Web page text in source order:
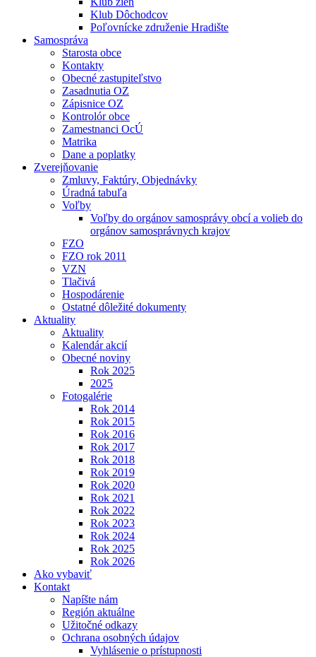
Klub Dôchodcov
Poľovnícke združenie Hradište
Samospráva
Starosta obce
Kontakty
Obecné zastupiteľstvo
Zasadnutia OZ
Zápisnice OZ
Kontrolór obce
Zamestnanci OcÚ
Matrika
Dane a poplatky
Zverejňovanie
Zmluvy, Faktúry, Objednávky
Úradná tabuľa
Voľby
Voľby do orgánov samosprávy obcí a volieb do
orgánov samosprávnych krajov
FZO
FZO rok 2011
VZN
Tlačivá
Hospodárenie
Ostatné dôležité dokumenty
Aktuality
Aktuality
Kalendár akcií
Obecné noviny
Rok 2025
2025
Fotogalérie
Rok 2014
Rok 2015
Rok 2016
Rok 2017
Rok 2018
Rok 2019
Rok 2020
Rok 2021
Rok 2022
Rok 2023
Rok 2024
Rok 2025
Rok 2026
Ako vybaviť
Kontakt
Napíšte nám
Región aktuálne
Užitočné odkazy
Ochrana osobných údajov
Vyhlásenie o prístupnosti